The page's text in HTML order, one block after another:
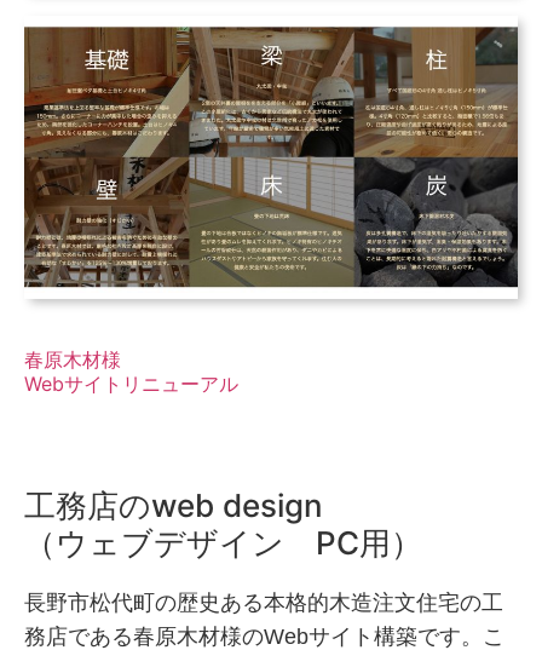
春原木材様
Webサイトリニューアル
工務店のweb design
（ウェブデザイン PC用）
長野市松代町の歴史ある本格的木造注文住宅の工
務店である春原木材様のWebサイト構築です。こ